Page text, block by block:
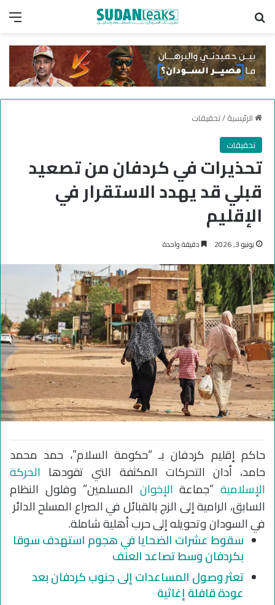
الرئيسية/تحقيقات
تحقيقات
تحذيرات في كردفان من تصعيد
قبلي قد يهدد الاستقرار في
الإقليم
يونيو 3, 2026 دقيقة واحدة
حاكم إقليم كردفان بـ “حكومة السلام”، حمد محمد
حامد، أدان التحركات المكثفة التي تقودها الحركة
الإسلامية“جماعة الإخوان المسلمين” وفلول النظام
السابق، الرامية إلى الزج بالقبائل في الصراع المسلح الدائر
في السودان وتحويله إلى حرب أهلية شاملة.
سقوط عشرات الضحايا في هجوم استهدف سوقا
بكردفان وسط تصاعد العنف
تعثر وصول المساعدات إلى جنوب كردفان بعد
عودة قافلة إغاثية